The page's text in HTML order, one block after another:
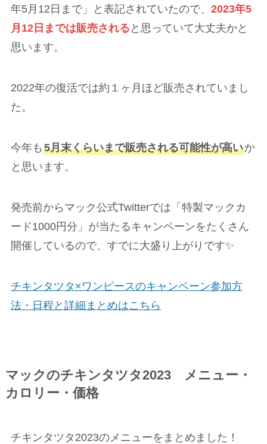
年5月12日まで」と表記されていたので、 2023年5
月12日までは販売される と思っていて大丈夫かと
思います。
2022年の復活では約１ヶ月ほど販売されていまし
た。
今年も 5月末くらいまで販売される可能性が高いか
と思います。
発売前からマック公式Twitterでは「特製マックカ
ード1000円分」が当たるキャンペーンをたくさん
開催しているので、すでに大盛り上がりです✨
チキンタツタ×ワンピースのキャンペーン参加方
法・日程と詳細まとめはこちら
マックのチキンタツタ2023 メニュー・
カロリー・価格
チキンタツタ2023のメニューをまとめました！